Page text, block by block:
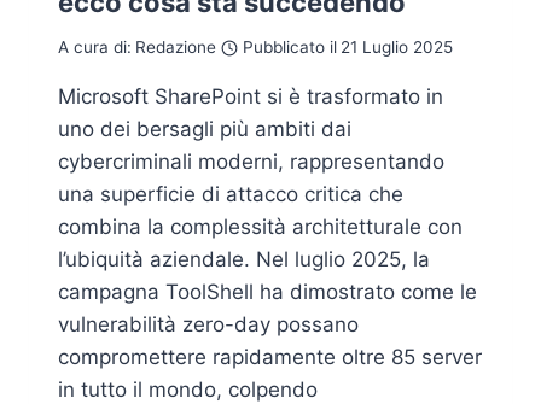
A cura di: Redazione Pubblicato il 21 Luglio 2025
Microsoft SharePoint si è trasformato in
uno dei bersagli più ambiti dai
cybercriminali moderni, rappresentando
una superficie di attacco critica che
combina la complessità architetturale con
l’ubiquità aziendale. Nel luglio 2025, la
campagna ToolShell ha dimostrato come le
vulnerabilità zero-day possano
compromettere rapidamente oltre 85 server
in tutto il mondo, colpendo